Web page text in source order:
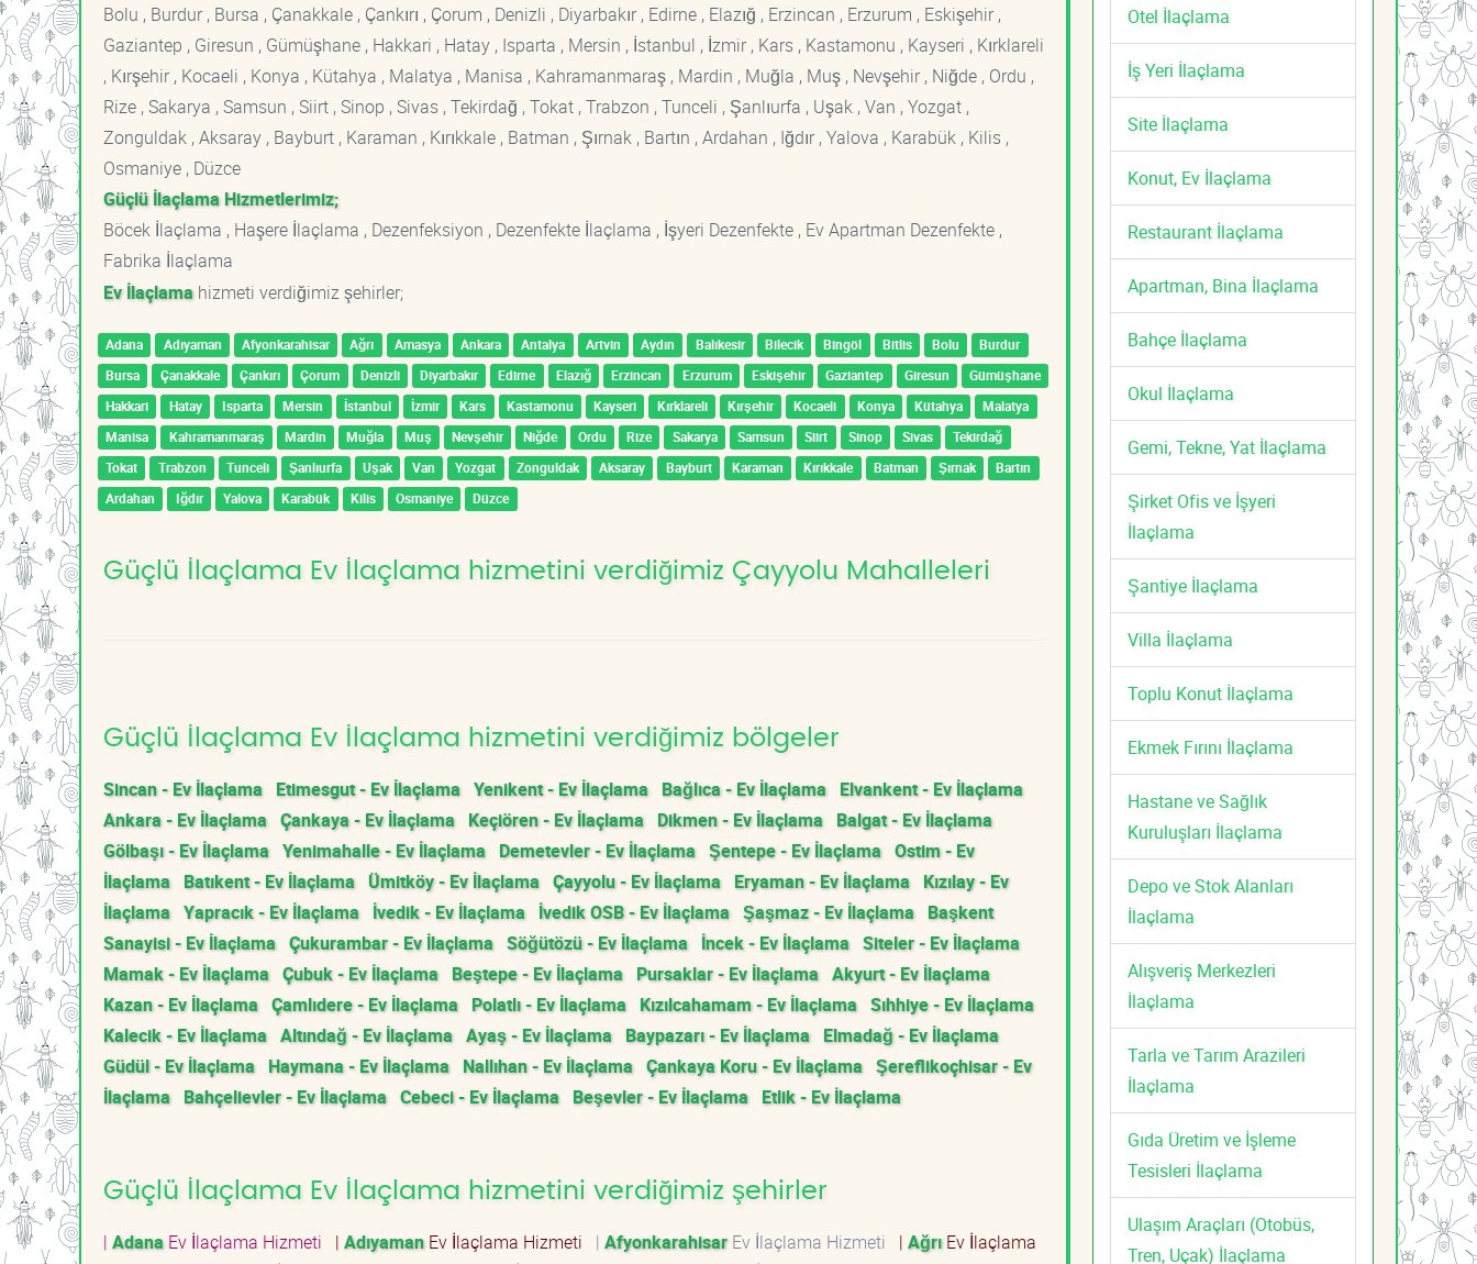
Bolu , Burdur , Bursa , Çanakkale , Çankırı , Çorum , Denizli , Diyarbakır , Edirne , Elazığ , Erzincan , Erzurum , Eskişehir ,
Gaziantep , Giresun , Gümüşhane , Hakkari , Hatay , Isparta , Mersin , İstanbul , İzmir , Kars , Kastamonu , Kayseri , Kırklareli
, Kırşehir , Kocaeli , Konya , Kütahya , Malatya , Manisa , Kahramanmaraş , Mardin , Muğla , Muş , Nevşehir , Niğde , Ordu ,
Rize , Sakarya , Samsun , Siirt , Sinop , Sivas , Tekirdağ , Tokat , Trabzon , Tunceli , Şanlıurfa , Uşak , Van , Yozgat ,
Zonguldak , Aksaray , Bayburt , Karaman , Kırıkkale , Batman , Şırnak , Bartın , Ardahan , Iğdır , Yalova , Karabük , Kilis ,
Osmaniye , Düzce
Güçlü İlaçlama Hizmetlerimiz;
Böcek İlaçlama , Haşere İlaçlama , Dezenfeksiyon , Dezenfekte İlaçlama , İşyeri Dezenfekte , Ev Apartman Dezenfekte ,
Fabrika İlaçlama
Ev İlaçlama hizmeti verdiğimiz şehirler;
Adana Adıyaman Afyonkarahisar Ağrı Amasya Ankara Antalya Artvin Aydın Balıkesir Bilecik Bingöl Bitlis Bolu
Burdur
Bursa
Çanakkale Çankırı Çorum Denizli Diyarbakır Edirne Elazığ Erzincan Erzurum Eskişehir Gaziantep Giresun
Gümüşhane
Hakkari
Hatay Isparta Mersin İstanbul İzmir Kars Kastamonu Kayseri Kırklareli Kırşehir Kocaeli Konya Kütahya
Malatya
Manisa
Kahramanmaraş Mardin Muğla Muş Nevşehir Niğde Ordu Rize Sakarya Samsun Siirt Sinop Sivas
Tekirdağ
Tokat
Trabzon Tunceli Şanlıurfa Uşak Van Yozgat Zonguldak Aksaray Bayburt Karaman Kırıkkale Batman Şırnak
Bartın
Ardahan
Iğdır Yalova Karabük Kilis Osmaniye Düzce
Güçlü İlaçlama Ev İlaçlama hizmetini verdiğimiz Çayyolu Mahalleleri
Güçlü İlaçlama Ev İlaçlama hizmetini verdiğimiz bölgeler
Sincan - Ev İlaçlama Etimesgut - Ev İlaçlama Yenikent - Ev İlaçlama Bağlıca - Ev İlaçlama Elvankent - Ev İlaçlama
Ankara - Ev İlaçlama Çankaya - Ev İlaçlama Keçiören - Ev İlaçlama Dikmen - Ev İlaçlama Balgat - Ev İlaçlama
Gölbaşı - Ev İlaçlama Yenimahalle - Ev İlaçlama Demetevler - Ev İlaçlama Şentepe - Ev İlaçlama Ostim - Ev
İlaçlama Batıkent - Ev İlaçlama Ümitköy - Ev İlaçlama Çayyolu - Ev İlaçlama Eryaman - Ev İlaçlama Kızılay - Ev
İlaçlama Yapracık - Ev İlaçlama İvedik - Ev İlaçlama İvedik OSB - Ev İlaçlama Şaşmaz - Ev İlaçlama Başkent
Sanayisi - Ev İlaçlama Çukurambar - Ev İlaçlama Söğütözü - Ev İlaçlama İncek - Ev İlaçlama Siteler - Ev İlaçlama
Mamak - Ev İlaçlama Çubuk - Ev İlaçlama Beştepe - Ev İlaçlama Pursaklar - Ev İlaçlama Akyurt - Ev İlaçlama
Kazan - Ev İlaçlama Çamlıdere - Ev İlaçlama Polatlı - Ev İlaçlama Kızılcahamam - Ev İlaçlama Sıhhiye - Ev İlaçlama
Kalecik - Ev İlaçlama Altındağ - Ev İlaçlama Ayaş - Ev İlaçlama Baypazarı - Ev İlaçlama Elmadağ - Ev İlaçlama
Güdül - Ev İlaçlama Haymana - Ev İlaçlama Nallıhan - Ev İlaçlama Çankaya Koru - Ev İlaçlama Şereflikoçhisar - Ev
İlaçlama Bahçelievler - Ev İlaçlama Cebeci - Ev İlaçlama Beşevler - Ev İlaçlama Etlik - Ev İlaçlama
Güçlü İlaçlama Ev İlaçlama hizmetini verdiğimiz şehirler
| Adana Ev İlaçlama Hizmeti | AdıyamanEv İlaçlama Hizmeti | Afyonkarahisar Ev İlaçlama Hizmeti | AğrıEv İlaçlama
Otel İlaçlama
İş Yeri İlaçlama
Site İlaçlama
Konut, Ev İlaçlama
Restaurant İlaçlama
Apartman, Bina İlaçlama
Bahçe İlaçlama
Okul İlaçlama
Gemi, Tekne, Yat İlaçlama
Şirket Ofis ve İşyeri
İlaçlama
Şantiye İlaçlama
Villa İlaçlama
Toplu Konut İlaçlama
Ekmek Fırını İlaçlama
Hastane ve Sağlık
Kuruluşları İlaçlama
Depo ve Stok Alanları
İlaçlama
Alışveriş Merkezleri
İlaçlama
Tarla ve Tarım Arazileri
İlaçlama
Gıda Üretim ve İşleme
Tesisleri İlaçlama
Ulaşım Araçları (Otobüs,
Tren, Uçak) İlaçlama